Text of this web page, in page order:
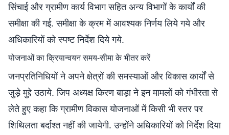
सिंचाई और ग्रामीण कार्य विभाग सहित अन्य विभागों के कार्यों की
समीक्षा की गई. समीक्षा के क्रम में आवश्यक निर्णय लिये गये और
अधिकारियों को स्पष्ट निर्देश दिये गये.
योजनाओं का क्रियान्वयन समय-सीमा के भीतर करें
जनप्रतिनिधियों ने अपने क्षेत्रों की समस्याओं और विकास कार्यों से
जुड़े मुद्दे उठाये. जिप अध्यक्ष किरण बाड़ा ने इन मामलों को गंभीरता से
लेते हुए कहा कि ग्रामीण विकास योजनाओं में किसी भी स्तर पर
शिथिलता बर्दाश्त नहीं की जायेगी. उन्होंने अधिकारियों को निर्देश दिया